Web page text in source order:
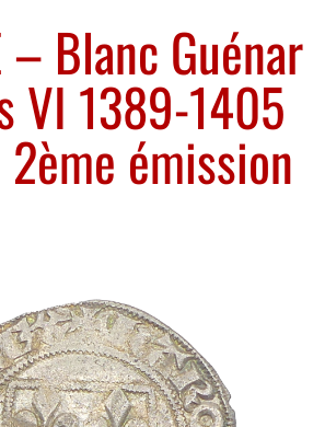
– Blanc Guénar
VI 1389-1405
émission